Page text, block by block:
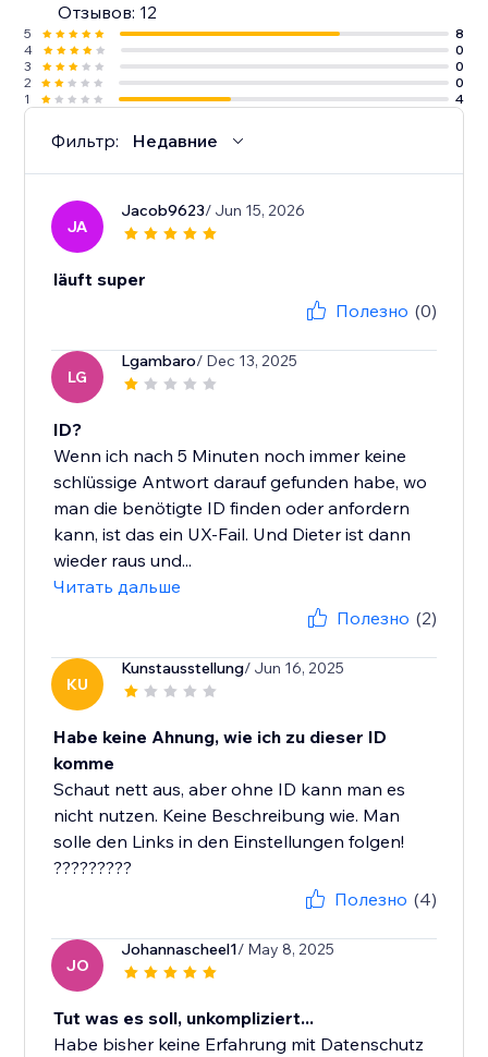
Отзывов: 12
5
8
4
0
3
0
2
0
1
4
Фильтр: Недавние
JA
Jacob9623/ Jun 15, 2026
läuft super
Полезно (0)
LG
Lgambaro/ Dec 13, 2025
ID?
Wenn ich nach 5 Minuten noch immer keine
schlüssige Antwort darauf gefunden habe, wo
man die benötigte ID finden oder anfordern
kann, ist das ein UX-Fail. Und Dieter ist dann
wieder raus und...
Читать дальше
Полезно (2)
KU
Kunstausstellung/ Jun 16, 2025
Habe keine Ahnung, wie ich zu dieser ID
komme
Schaut nett aus, aber ohne ID kann man es
nicht nutzen. Keine Beschreibung wie. Man
solle den Links in den Einstellungen folgen!
?????????
Полезно (4)
JO
Johannascheel1/ May 8, 2025
Tut was es soll, unkompliziert...
Habe bisher keine Erfahrung mit Datenschutz